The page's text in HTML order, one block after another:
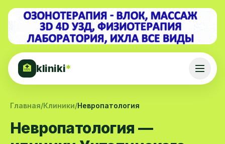
🏥 kliniki*
Главная/Клиники/Невропатология
Невропатология —